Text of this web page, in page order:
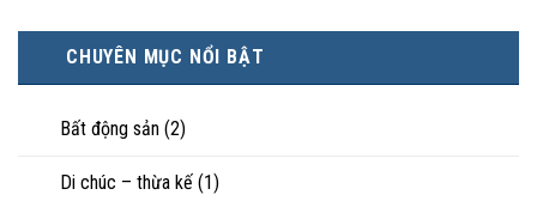
nào?
trực
tiếp
nuôi
hạnh
phúc:
Góc
tài
sản
CHUYÊN MỤC NỔI BẬT
Bất động sản (2)
Di chúc – thừa kế (1)